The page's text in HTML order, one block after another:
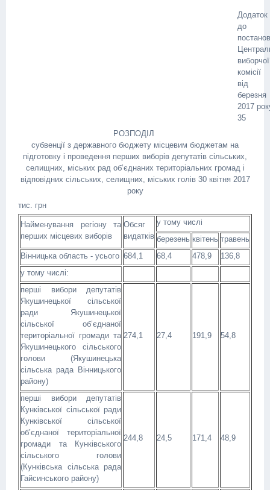
до
виборчої
комісії
березня
2017
35
РОЗПОДІЛ
субвенції з державного бюджету місцевим бюджетам на
підготовку і проведення перших виборів депутатів сільських,
селищних, міських рад об’єднаних територіальних громад і
відповідних сільських, селищних, міських голів 30 квітня 2017
року
тис. грн
Найменування регіону та
перших місцевих виборів
Обсяг
видатків
у тому числі
березень квітень травень
Вінницька область - усього 684,1 68,4 478,9
136,8
у тому числі:
перші вибори депутатів
Якушинецької сільської
ради Якушинецької
сільської об’єднаної
територіальної громади та
Якушинецького сільського
голови (Якушинецька
сільська рада Вінницького
району)
274,1 27,4 191,9 54,8
перші вибори депутатів
Кунківської сільської ради
Кунківської сільської
об’єднаної територіальної
громади та Кунківського
сільського голови
(Кунківська сільська рада
Гайсинського району)
244,8 24,5 171,4 48,9